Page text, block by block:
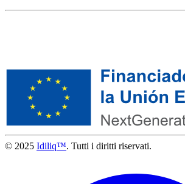
© 2025 Idiliq™. Tutti i diritti riservati.